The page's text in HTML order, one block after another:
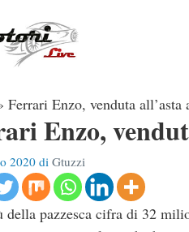
Ferrari Enzo, venduta
Enzo,
2020 di Gtuzzi
della pazzesca cifra di 32